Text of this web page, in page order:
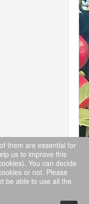
them are essential for
us to improve this
You can decide
or not. Please
be able to use all the